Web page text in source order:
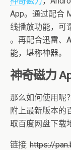
App。通过配合
线播放功能，可
。再配合迅雷、
能，堪称神器。
神奇磁力
那么如何使用呢
附上最新版本的
取百度网盘下载
链接: https://